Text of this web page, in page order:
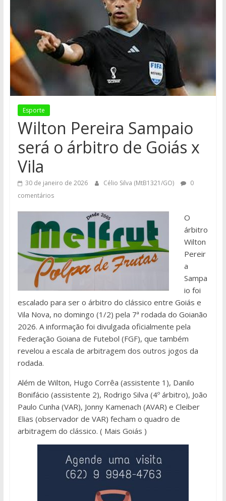
Esporte
Wilton Pereira Sampaio
será o árbitro de Goiás x
Vila
30 de janeiro de 2026 Célio Silva (MtB1321/GO)
0
comentários
O
árbitro
Wilton
Pereir
a
Sampa
io foi
escalado para ser o árbitro do clássico entre Goiás e
Vila Nova, no domingo (1/2) pela 7ª rodada do Goianão
2026. A informação foi divulgada oficialmente pela
Federação Goiana de Futebol (FGF), que também
revelou a escala de arbitragem dos outros jogos da
rodada.
Além de Wilton, Hugo Corrêa (assistente 1), Danilo
Bonifácio (assistente 2), Rodrigo Silva (4º árbitro), João
Paulo Cunha (VAR), Jonny Kamenach (AVAR) e Cleiber
Elias (observador de VAR) fecham o quadro de
arbitragem do clássico. ( Mais Goiás )